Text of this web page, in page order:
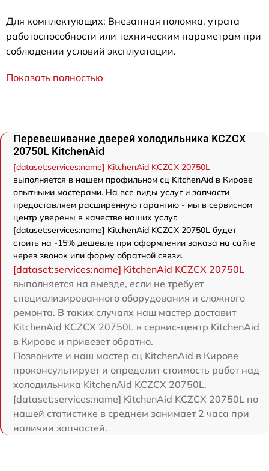
Для комплектующих: Внезапная поломка, утрата
работоспособности или техническим параметрам при
соблюдении условий эксплуатации.
Показать полностью
Перевешивание дверей холодильника KCZCX
20750L KitchenAid
[dataset:services:name] KitchenAid KCZCX 20750L
выполняется в нашем профильном сц KitchenAid в Кирове
опытными мастерами. На все виды услуг и запчасти
предоставляем расширенную гарантию - мы в сервисном
центр уверены в качестве наших услуг.
[dataset:services:name] KitchenAid KCZCX 20750L будет
стоить на -15% дешевле при оформлении заказа на сайте
через звонок или форму обратной связи.
[dataset:services:name] KitchenAid KCZCX 20750L
выполняется на выезде, если не требует
специализированного оборудования и сложного
ремонта. В таких случаях наш мастер доставит
KitchenAid KCZCX 20750L в сервис-центр KitchenAid
в Кирове и привезет обратно.
Позвоните и наш мастер сц KitchenAid в Кирове
проконсультирует и определит стоимость работ над
холодильника KitchenAid KCZCX 20750L.
[dataset:services:name] KitchenAid KCZCX 20750L по
нашей статистике в среднем занимает 2 часа при
наличии запчастей.